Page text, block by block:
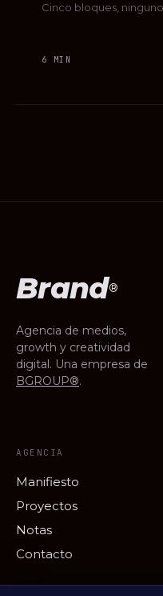
Cinco bloques,
6 MIN
Brand®
Agencia de medios,
growth y creatividad
digital. Una empresa de
BGROUP®.
AGENCIA
Manifiesto
Proyectos
Notas
Contacto